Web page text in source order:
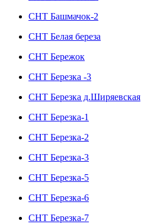
СНТ Башмачок-2
СНТ Белая береза
СНТ Бережок
СНТ Березка -3
СНТ Березка д.Ширяевская
СНТ Березка-1
СНТ Березка-2
СНТ Березка-3
СНТ Березка-5
СНТ Березка-6
СНТ Березка-7